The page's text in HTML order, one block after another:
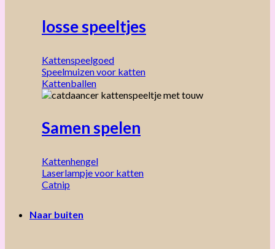
losse speeltjes
Kattenspeelgoed
Speelmuizen voor katten
Kattenballen
Samen spelen
Kattenhengel
Laserlampje voor katten
Catnip
Naar buiten